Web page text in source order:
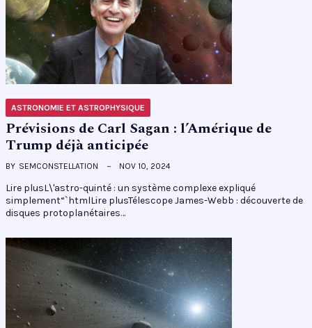
ASTRONOMIE ET ASTROPHYSIQUE
Prévisions de Carl Sagan : l’Amérique de
Trump déjà anticipée
BY SEMCONSTELLATION NOV 10, 2024
Lire plusL\'astro-quinté : un système complexe expliqué
simplement“`htmlLire plusTélescope James-Webb : découverte de
disques protoplanétaires…